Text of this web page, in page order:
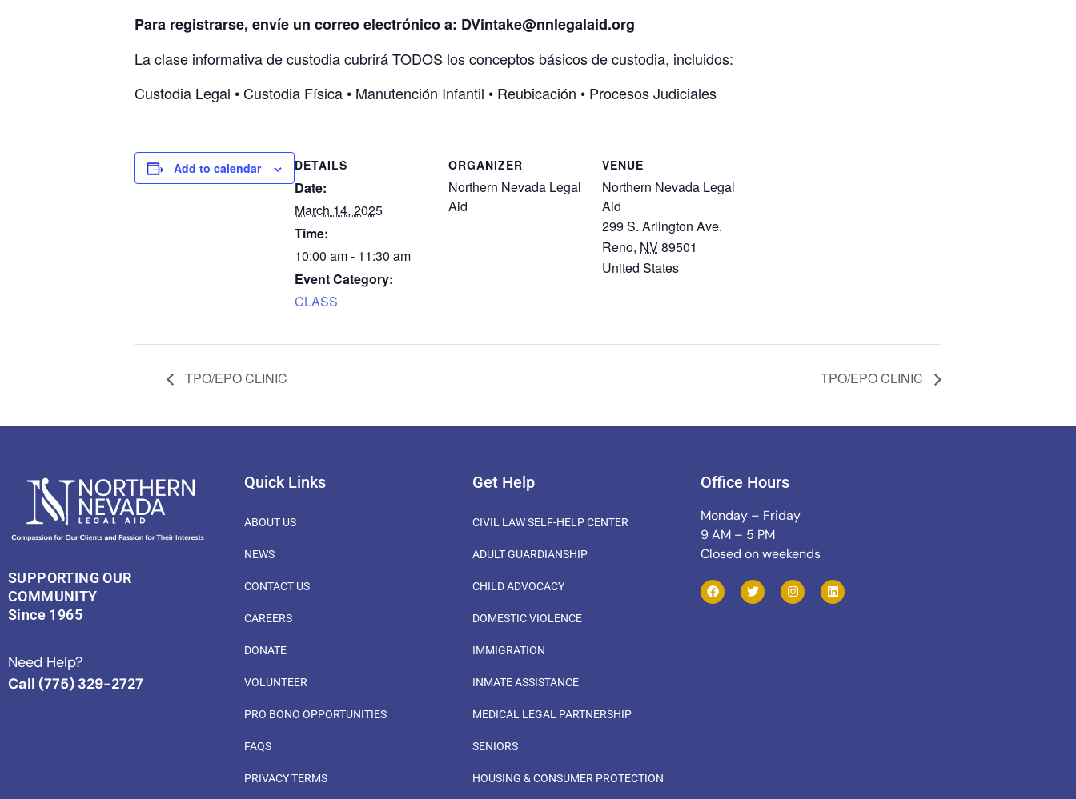
Para registrarse, envíe un correo electrónico a: DVintake@nnlegalaid.org
La clase informativa de custodia cubrirá TODOS los conceptos básicos de custodia, incluidos:
Custodia Legal • Custodia Física • Manutención Infantil • Reubicación • Procesos Judiciales
Add to calendar DETAILS
Date:
March 14, 2025
Time:
10:00 am - 11:30 am
Event Category:
CLASS
ORGANIZER
Northern Nevada Legal
Aid
VENUE
Northern Nevada Legal
Aid
299 S. Arlington Ave.
Reno, NV89501
United States
TPO/EPO CLINIC TPO/EPO CLINIC
SUPPORTING OUR
COMMUNITY
Since 1965
Need Help?
Call (775) 329-2727
Quick Links
ABOUT US
NEWS
CONTACT US
CAREERS
DONATE
VOLUNTEER
PRO BONO OPPORTUNITIES
FAQS
PRIVACY TERMS
Get Help
CIVIL LAW SELF-HELP CENTER
ADULT GUARDIANSHIP
CHILD ADVOCACY
DOMESTIC VIOLENCE
IMMIGRATION
INMATE ASSISTANCE
MEDICAL LEGAL PARTNERSHIP
SENIORS
HOUSING & CONSUMER PROTECTION
Office Hours
Monday – Friday
9 AM – 5 PM
Closed on weekends